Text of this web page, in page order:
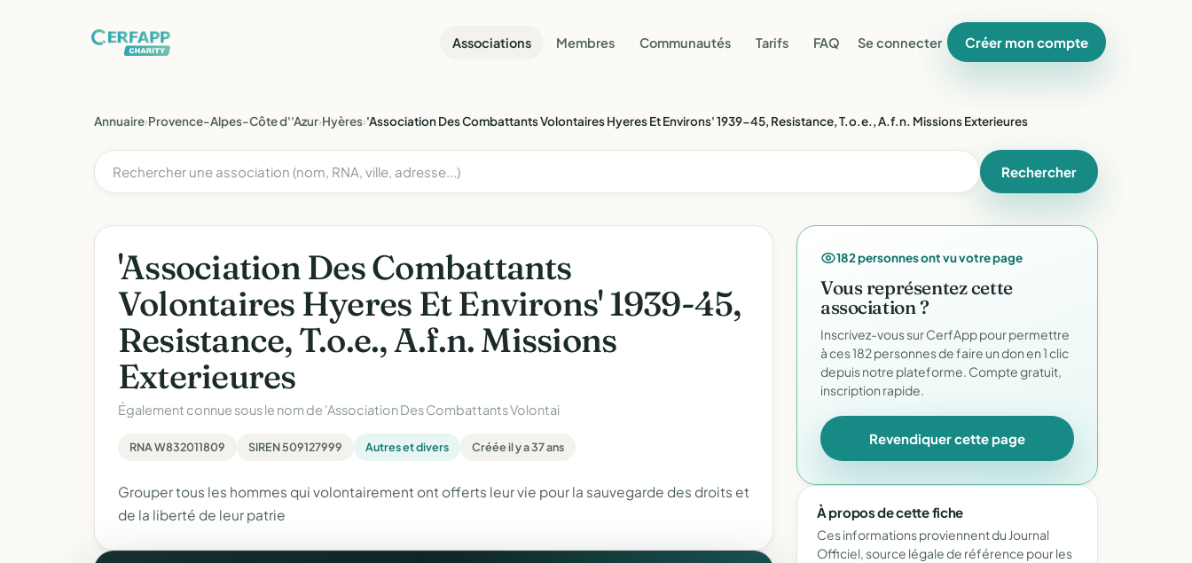
Associations Membres Communautés Tarifs FAQ Se connecter Créer mon compte
Annuaire›Provence-Alpes-Côte d''Azur›Hyères›'Association Des Combattants Volontaires Hyeres Et Environs' 1939-45, Resistance, T.o.e., A.f.n. Missions Exterieures
Rechercher
'Association Des Combattants
Volontaires Hyeres Et Environs' 1939-45,
Resistance, T.o.e., A.f.n. Missions
Exterieures
Également connue sous le nom de 'Association Des Combattants Volontai
RNA W832011809 SIREN 509127999 Autres et divers Créée il y a 37 ans
Grouper tous les hommes qui volontairement ont offerts leur vie pour la sauvegarde des droits et
de la liberté de leur patrie
182 personnes ont vu votre page
Vous représentez cette
association ?
Inscrivez-vous sur CerfApp pour permettre
à ces 182 personnes de faire un don en 1 clic
depuis notre plateforme. Compte gratuit,
inscription rapide.
Revendiquer cette page
À propos de cette fiche
Ces informations proviennent du Journal
Officiel, source légale de référence pour les